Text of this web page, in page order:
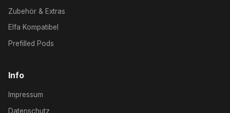
Zubehör & Extras
Elfa Kompatibel
Prefilled Pods
Info
Impressum
Datenschutz